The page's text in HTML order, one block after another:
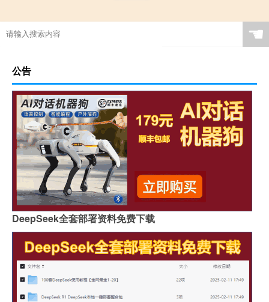
☚
公告
DeepSeek全套部署资料免费下载